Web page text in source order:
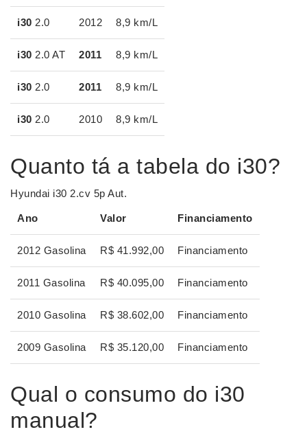
i30 2.0 2012 8,9 km/L
i30 2.0 AT 2011 8,9 km/L
i30 2.0 2011 8,9 km/L
i30 2.0 2010 8,9 km/L
Quanto tá a tabela do i30?
Hyundai i30 2.cv 5p Aut.
Ano Valor Financiamento
2012 Gasolina R$ 41.992,00 Financiamento
2011 Gasolina R$ 40.095,00 Financiamento
2010 Gasolina R$ 38.602,00 Financiamento
2009 Gasolina R$ 35.120,00 Financiamento
Qual o consumo do i30
manual?